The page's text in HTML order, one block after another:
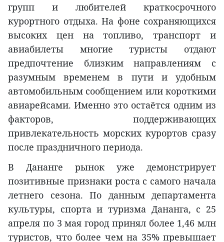
групп и любителей краткосрочного
курортного отдыха. На фоне сохраняющихся
высоких цен на топливо, транспорт и
авиабилеты многие туристы отдают
предпочтение близким направлениям с
разумным временем в пути и удобным
автомобильным сообщением или короткими
авиарейсами. Именно это остаётся одним из
факторов, поддерживающих
привлекательность морских курортов сразу
после праздничного периода.
В Дананге рынок уже демонстрирует
позитивные признаки роста с самого начала
летнего сезона. По данным департамента
культуры, спорта и туризма Дананга, с 25
апреля по 3 мая город принял более 1,46 млн
туристов, что более чем на 35% превышает